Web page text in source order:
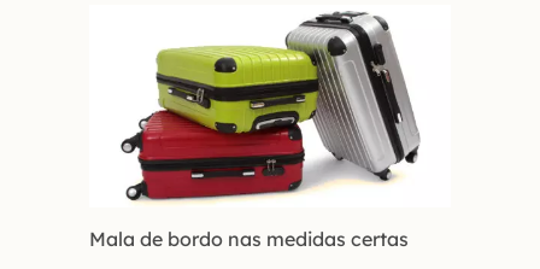
Mala de bordo nas medidas certas